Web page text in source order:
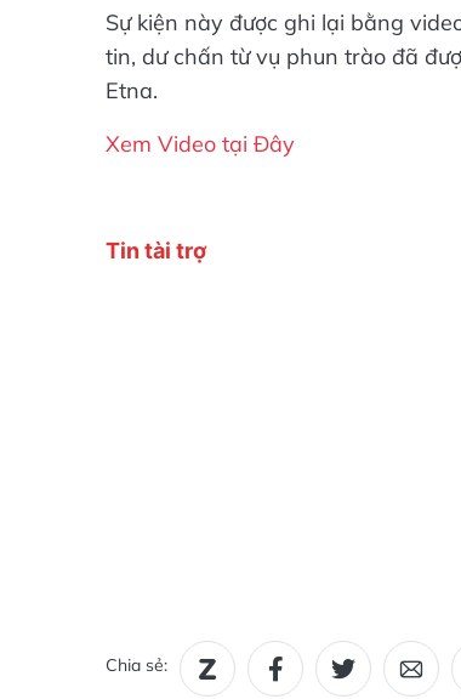
Sự kiện này được ghi lại bằng
tin, dư chấn từ vụ phun trào đã
Etna.
Xem Video tại Đây
Chia sẻ: